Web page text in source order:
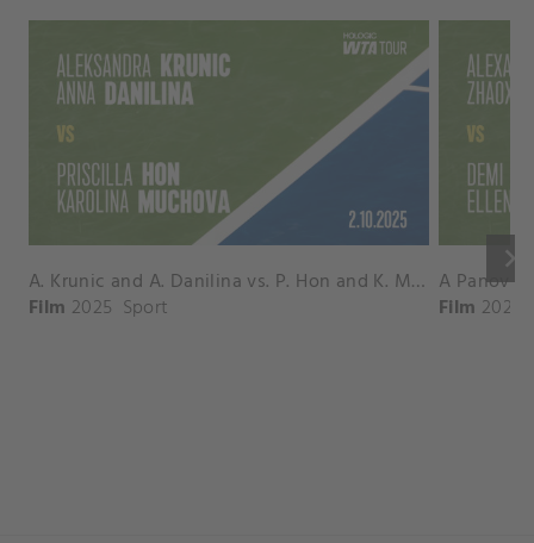
keyboard_arrow_right
A. Krunic and A. Danilina vs. P. Hon and K. Muchova Match Highlights - BEIJING_Capital Group Diamond ( October 02, 2025)
Film 2025 Sport Film 2026